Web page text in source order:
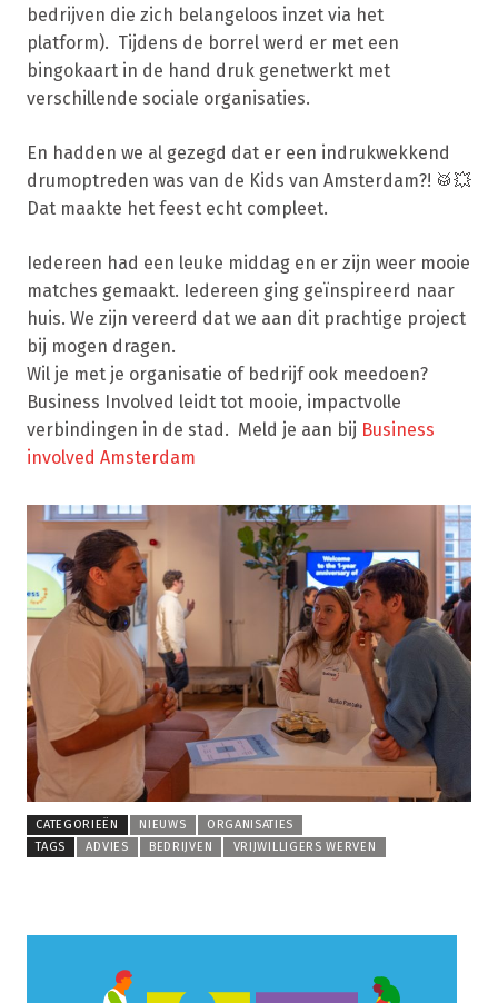
bedrijven die zich belangeloos inzet via het
platform). Tijdens de borrel werd er met een
bingokaart in de hand druk genetwerkt met
verschillende sociale organisaties.
En hadden we al gezegd dat er een indrukwekkend
drumoptreden was van de Kids van Amsterdam?! 🥁💥
Dat maakte het feest echt compleet.
Iedereen had een leuke middag en er zijn weer mooie
matches gemaakt. Iedereen ging geïnspireerd naar
huis. We zijn vereerd dat we aan dit prachtige project
bij mogen dragen.
Wil je met je organisatie of bedrijf ook meedoen?
Business Involved leidt tot mooie, impactvolle
verbindingen in de stad. Meld je aan bij Business
involved Amsterdam
CATEGORIEËN NIEUWS
ORGANISATIES
TAGS
ADVIES BEDRIJVEN VRIJWILLIGERS WERVEN